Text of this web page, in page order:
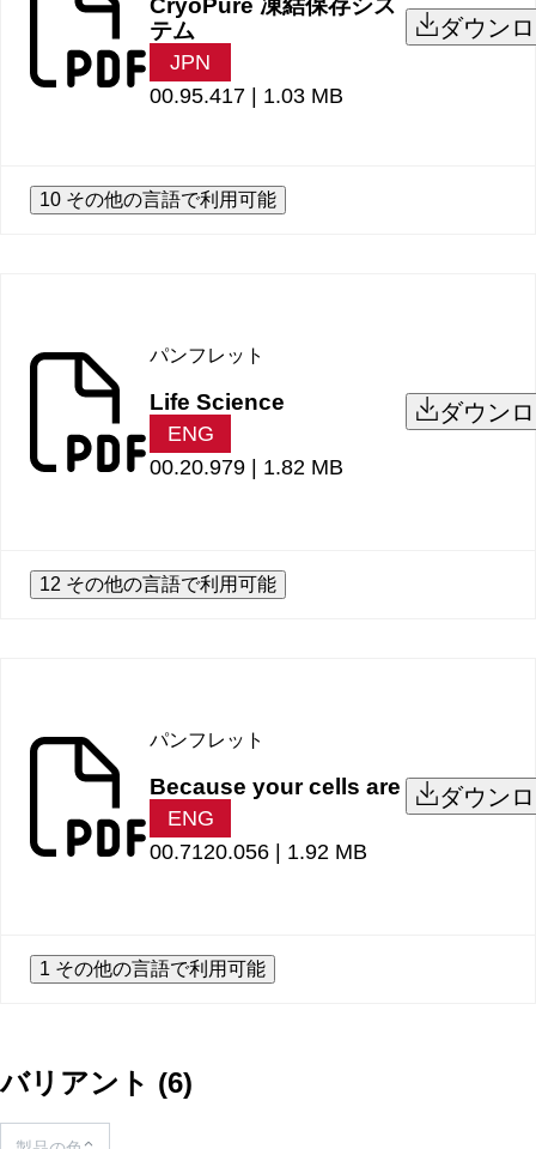
CryoPure 凍結保存シス
テム
JPN
00.95.417 | 1.03 MB
ダウン
10 その他の言語で利用可能
パンフレット
Life Science
ENG
00.20.979 | 1.82 MB
ダウン
12 その他の言語で利用可能
パンフレット
Because your cells are
ENG
00.7120.056 | 1.92 MB
ダウン
1 その他の言語で利用可能
バリアント (6)